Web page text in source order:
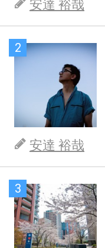
安達 裕哉
2
安達 裕哉
3